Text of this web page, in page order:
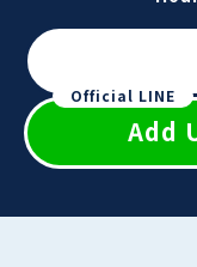
Official LINE
Add